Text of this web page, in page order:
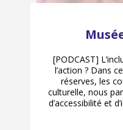
[PODCAST]
l’action ? Dans
réserves, les
culturelle, nous
d’accessibilité et